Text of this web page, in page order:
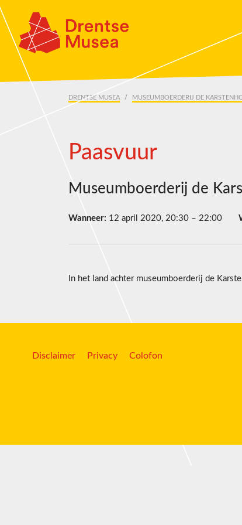
Skip navigation
DRENTSE MUSEA MUSEUMBOERDERIJ DE
Paasvuur
Museumboerderij de
Wanneer: 12 april 2020, 20:30 – 22:00
In het land achter museumboerderij de
Disclaimer Privacy Colofon